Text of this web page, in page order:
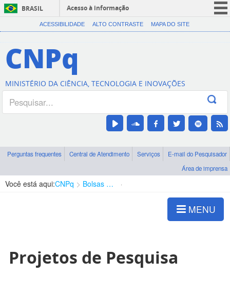
BRASIL
Acesso à informação
CORONAVÍRUS (COVID-19)
Canais
ACESSIBILIDADE ALTO CONTRASTE MAPA DO SITE
CNPq
MINISTÉRIO DA CIÊNCIA, TECNOLOGIA E INOVAÇÕES
Perguntas frequentes Central de Atendimento Serviços
E-mail do Pesquisador
Área de imprensa
Você está aqui:CNPq Bolsas e Auxílios Vigentes
MENU
Projetos de Pesquisa